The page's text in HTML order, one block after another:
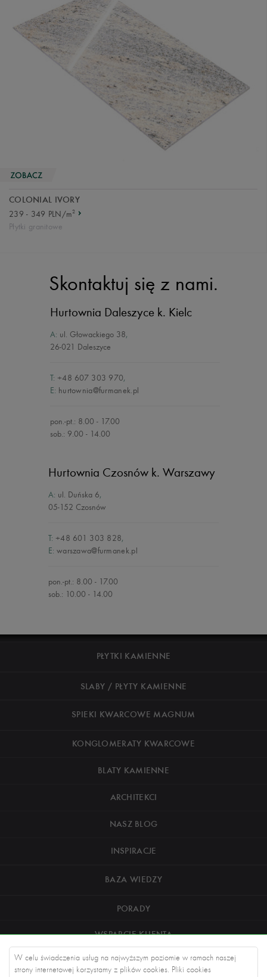
W celu świadczenia usług na najwyższym poziomie w ramach naszej
strony internetowej korzystamy z plików cookies. Pliki cookies
COLONIAL IVORY
239 - 349 PLN/m2
Płytki granitowe
Skontaktuj się z nami.
Hurtownia Daleszyce k. Kielc
A: ul. Głowackiego 38,
26-021 Daleszyce
T: +48 607 303 970,
E: hurtownia@furmanek.pl
pon.-pt.: 8.00 - 17.00
sob.: 9.00 - 14.00
Hurtownia Czosnów k. Warszawy
A: ul. Duńska 6,
05-152 Czosnów
T: +48 601 303 828,
E: warszawa@furmanek.pl
pon.-pt.: 8.00 - 17.00
sob.: 10.00 - 14.00
PŁYTKI KAMIENNE
SLABY / PŁYTY KAMIENNE
SPIEKI KWARCOWE MAGNUM
KONGLOMERATY KWARCOWE
BLATY KAMIENNE
ARCHITEKCI
NASZ BLOG
INSPIRACJE
BAZA WIEDZY
PORADY
WSPARCIE KLIENTA
O NAS